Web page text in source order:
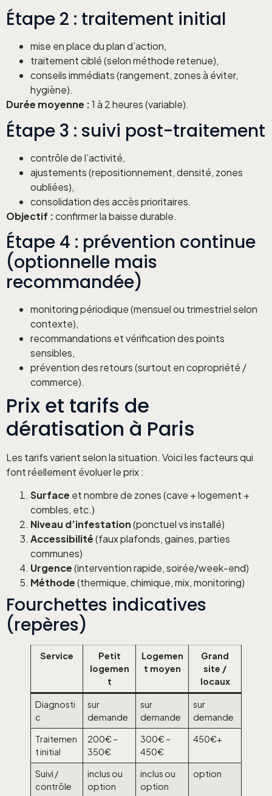
Étape 2 : traitement initial
mise en place du plan d’action,
traitement ciblé (selon méthode retenue),
conseils immédiats (rangement, zones à éviter,
hygiène).
Durée moyenne :1 à 2 heures (variable).
Étape 3 : suivi post-traitement
contrôle de l’activité,
ajustements (repositionnement, densité, zones
oubliées),
consolidation des accès prioritaires.
Objectif :confirmer la baisse durable.
Étape 4 : prévention continue
(optionnelle mais
recommandée)
monitoring périodique (mensuel ou trimestriel selon
contexte),
recommandations et vérification des points
sensibles,
prévention des retours (surtout en copropriété /
commerce).
Prix et tarifs de
dératisation à Paris
Les tarifs varient selon la situation. Voici les facteurs qui
font réellement évoluer le prix :
Surface et nombre de zones (cave + logement +
combles, etc.)
Niveau d’infestation(ponctuel vs installé)
Accessibilité(faux plafonds, gaines, parties
communes)
Urgence(intervention rapide, soirée/week-end)
Méthode(thermique, chimique, mix, monitoring)
Fourchettes indicatives
(repères)
Service
Petit
logemen
t
Logemen
t moyen
Grand
site /
locaux
Diagnosti
c
sur
demande
sur
demande
sur
demande
Traitemen
t initial
200€ –
350€
300€ –
450€
450€+
Suivi /
contrôle
inclus ou
option
inclus ou
option
option